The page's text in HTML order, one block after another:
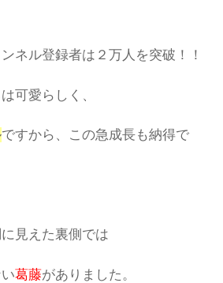
ネル登録者は２万人を突破！！
可愛らしく、
ですから、この急成長も納得で
見えた裏側では
葛藤がありました。